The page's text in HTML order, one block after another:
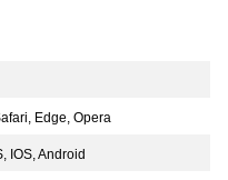
Edge, Opera
IOS, Android